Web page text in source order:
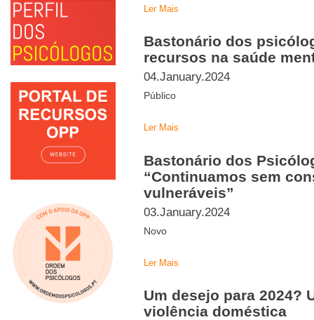
Ler Mais
Bastonário dos
recursos na saúde
04.January.2024
Público
Ler Mais
Bastonário dos
“Continuamos sem
vulneráveis”
03.January.2024
Novo
Ler Mais
Um desejo para 2024?
violência doméstica